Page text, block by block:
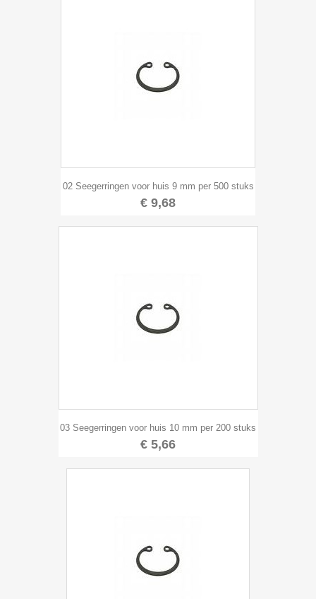
02 Seegerringen voor huis 9 mm per 500 stuks
€ 9,68
03 Seegerringen voor huis 10 mm per 200 stuks
€ 5,66